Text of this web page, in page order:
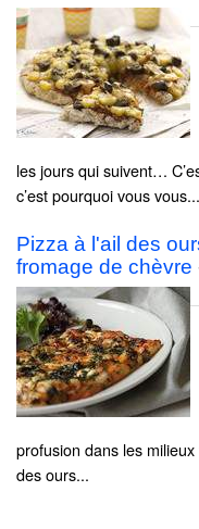
les jours qui suivent…
c’est pourquoi vous vous...
Pizza à l'ail des
fromage de chèvre
profusion dans les
des ours...